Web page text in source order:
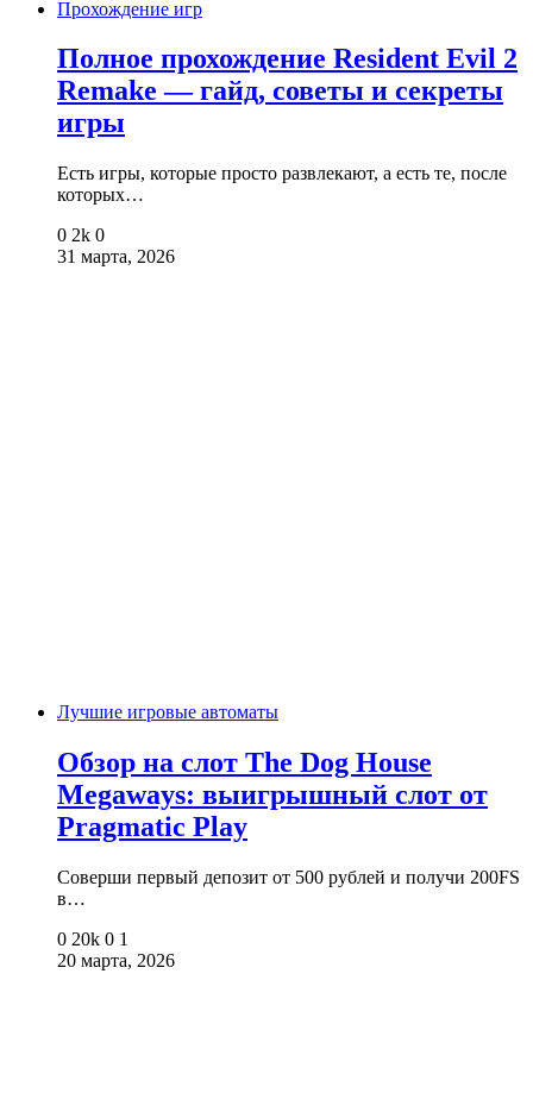
Прохождение игр
Полное прохождение Resident Evil 2
Remake — гайд, советы и секреты
игры
Есть игры, которые просто развлекают, а есть те, после
которых…
0 2k 0
31 марта, 2026
Лучшие игровые автоматы
Обзор на слот The Dog House
Megaways: выигрышный слот от
Pragmatic Play
Соверши первый депозит от 500 рублей и получи 200FS
в…
0 20k 0 1
20 марта, 2026